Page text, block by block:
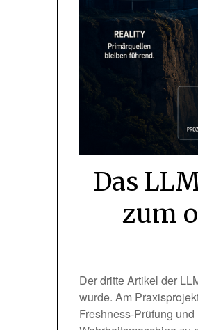
Das
zum
Der dritte Artikel der
wurde. Am
Freshness-Prüfung